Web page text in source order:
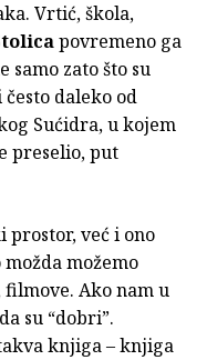
Vrtić, škola,
povremeno ga
samo zato što su
daleko od
Sućidra, u kojem
preselio, put
prostor, već i ono
možemo
Ako nam u
su “dobri”.
knjiga – knjiga